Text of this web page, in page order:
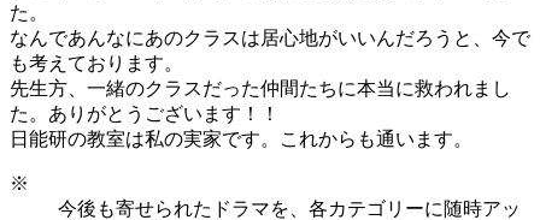
た。
なんであんなにあのクラスは居心地がいいんだろうと、今で
も考えております。
先生方、一緒のクラスだった仲間たちに本当に救われまし
た。ありがとうございます！！
日能研の教室は私の実家です。これからも通います。
※
今後も寄せられたドラマを、各カテゴリーに随時アッ